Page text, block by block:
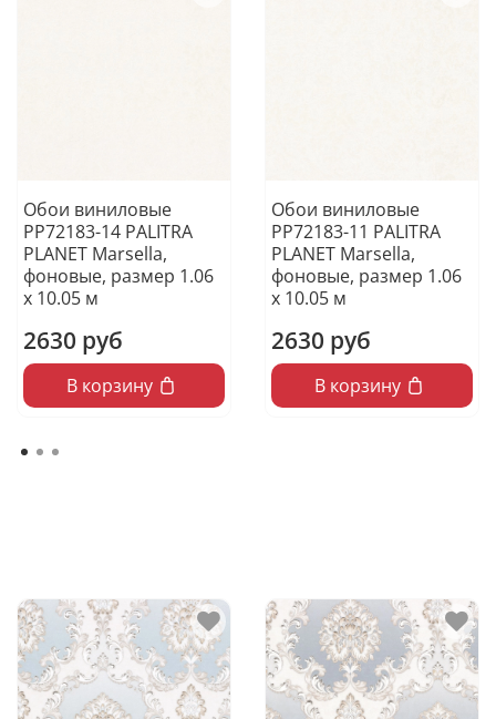
Обои виниловые
PP72183-14 PALITRA
PLANET Marsella,
фоновые, размер 1.06
х 10.05 м
2630 руб
В корзину
Обои виниловые
PP72183-11 PALITRA
PLANET Marsella,
фоновые, размер 1.06
х 10.05 м
2630 руб
В корзину